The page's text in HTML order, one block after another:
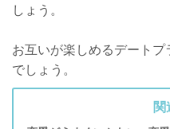
しょう。
お互いが楽しめるデートプ
でしょう。
関